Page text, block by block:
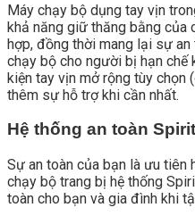
Máy chạy bộ dụng tay vịn
khả năng giữ thăng bằng của
hợp, đồng thời mang lại sự
chạy bộ cho người bị hạn chế
kiện tay vịn mở rộng tùy chọn
thêm sự hỗ trợ khi cần nhất.
Hệ thống an toàn
Sự an toàn của bạn là ưu tiên
chạy bộ trang bị hệ thống
toàn cho bạn và gia đình khi